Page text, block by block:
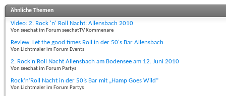
Ähnliche Themen
Video: 2. Rock 'n' Roll Nacht: Allensbach 2010
Von seechat im Forum seechatTV Kommenare
Review: Let the good times Roll in der 50's Bar Allensbach
Von Lichtmaler im Forum Events
2. Rock'n'Roll Nacht Allensbach am Bodensee am 12. Juni 2010
Von seechat im Forum Partys
Rock’n’Roll Nacht in der 50’s Bar mit „Hamp Goes Wild“
Von Lichtmaler im Forum Partys